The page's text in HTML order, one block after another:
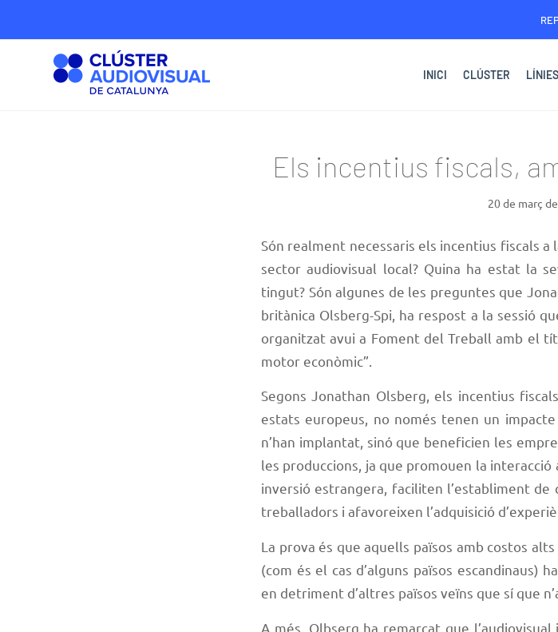
INICI CLÚSTER
Els incentius fiscals,
20 de març
Són realment necessaris els incentius fiscals
sector audiovisual local? Quina ha estat la
tingut? Són algunes de les preguntes que
britànica Olsberg-Spi , ha respost a la sessió
organitzat avui a Foment del Treball amb el
motor econòmic”.
Segons Jonathan Olsberg, els incentius
estats europeus, no només tenen un
n’han implantat, sinó que beneficien les
les produccions, ja que promouen la
inversió estrangera, faciliten l’establiment
treballadors i afavoreixen l’adquisició
La prova és que aquells països amb costos
(com és el cas d’alguns països escandinaus)
en detriment d’altres països veïns que sí que
A més, Olbserg ha remarcat que